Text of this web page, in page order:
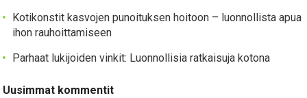
Kotikonstit kasvojen punoituksen hoitoon – luonnollista apua
ihon rauhoittamiseen
Parhaat lukijoiden vinkit: Luonnollisia ratkaisuja kotona
Uusimmat kommentit